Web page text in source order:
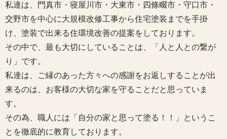
私達は、門真市・寝屋川市・大東市・四條畷市・守口市・
交野市を中心に大規模改修工事から住宅塗装までを手掛
け、塗装で出来る住環境改善の提案をしております。
その中で、最も大切にしていることは、「人と人との繋が
り」です。
私達は、ご縁のあった方々への感謝をお返しすることが出
来るのは、お客様の大切な家を守ることだと思っていま
す。
その為、職人には「自分の家と思って塗る！！」というこ
とを徹底的に教育しております。